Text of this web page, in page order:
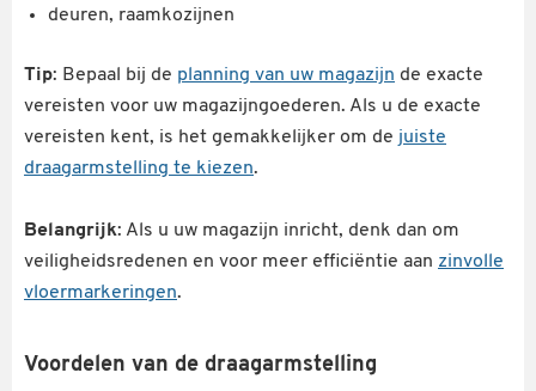
deuren, raamkozijnen
Tip: Bepaal bij de planning van uw magazijn de exacte
vereisten voor uw magazijngoederen. Als u de exacte
vereisten kent, is het gemakkelijker om de juiste
draagarmstelling te kiezen.
Belangrijk: Als u uw magazijn inricht, denk dan om
veiligheidsredenen en voor meer efficiëntie aan zinvolle
vloermarkeringen.
Voordelen van de draagarmstelling